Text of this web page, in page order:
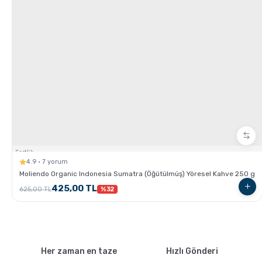
Türk Kahvesi Püf Noktaları
Sertlik:
4.9 · 7 yorum
Moliendo Organic Indonesia Sumatra (Öğütülmüş) Yöresel Kahve 250 g
625,00 TL425,00 TL %32
Her zaman en taze Hızlı Gönderi